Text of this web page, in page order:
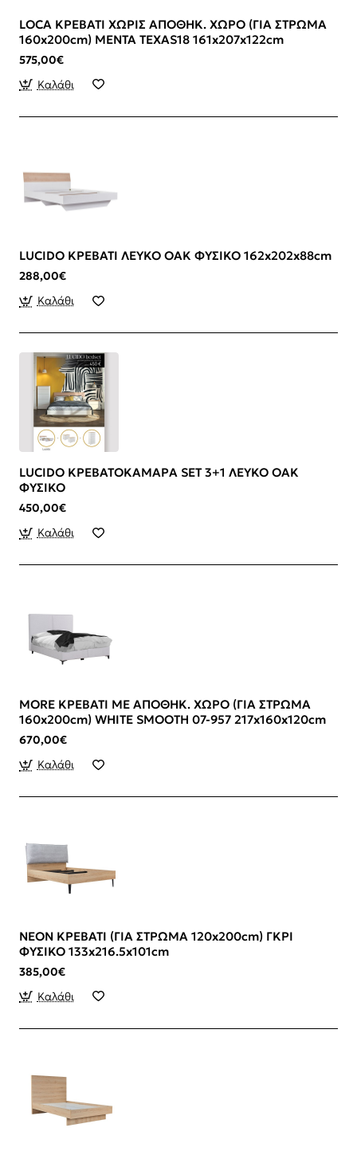
LOCA ΚΡΕΒΑΤΙ ΧΩΡΙΣ ΑΠΟΘΗΚ. ΧΩΡΟ (ΓΙΑ ΣΤΡΩΜΑ
160x200cm) ΜΕΝΤΑ TEXAS18 161x207x122cm
575,00€
Καλάθι
LUCIDO ΚΡΕΒΑΤΙ ΛΕΥΚΟ OAK ΦΥΣΙΚΟ 162x202x88cm
288,00€
Καλάθι
LUCIDO ΚΡΕΒΑΤΟΚΑΜΑΡΑ SET 3+1 ΛΕΥΚΟ OAK
ΦΥΣΙΚΟ
450,00€
Καλάθι
MORE ΚΡΕΒΑΤΙ ΜΕ ΑΠΟΘΗΚ. ΧΩΡΟ (ΓΙΑ ΣΤΡΩΜΑ
160x200cm) WHITE SMOOTH 07-957 217x160x120cm
670,00€
Καλάθι
NEON ΚΡΕΒΑΤΙ (ΓΙΑ ΣΤΡΩΜΑ 120x200cm) ΓΚΡΙ
ΦΥΣΙΚΟ 133x216.5x101cm
385,00€
Καλάθι